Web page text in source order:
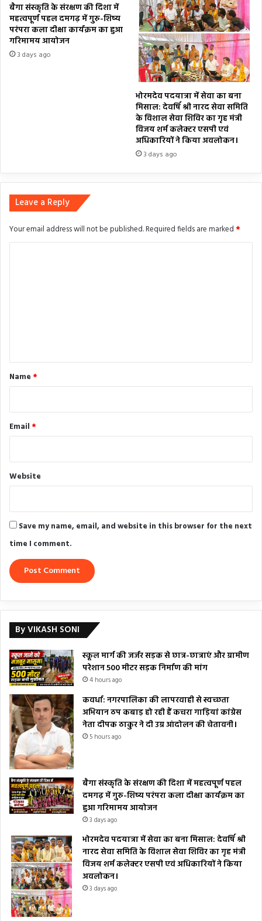
बैगा संस्कृति के संरक्षण की दिशा में
महत्वपूर्ण पहल दमगढ़ में गुरु-शिष्य
परंपरा कला दीक्षा कार्यक्रम का हुआ
गरिमामय आयोजन
3 days ago
भोरमदेव पदयात्रा में सेवा का बना
मिसाल: देवर्षि श्री नारद सेवा समिति
के विशाल सेवा शिविर का गृह मंत्री
विजय शर्म कलेक्टर एसपी एवं
अधिकारियों ने किया अवलोकन।
3 days ago
Leave a Reply
Your email address will not be published.Required fields are marked *
*
Name *
Email *
Website
Save my name, email, and website in this browser for the next
time I comment.
By VIKASH SONI
स्कूल मार्ग की जर्जर सड़क से छात्र-छात्राएं और ग्रामीण
परेशान 500 मीटर सड़क निर्माण की मांग
4 hours ago
कवर्धा: नगरपालिका की लापरवाही से स्वच्छता
अभियान ठप कबाड़ हो रही हैं कचरा गाड़ियां कांग्रेस
नेता दीपक ठाकुर ने दी उग्र आंदोलन की चेतावनी।
5 hours ago
बैगा संस्कृति के संरक्षण की दिशा में महत्वपूर्ण पहल
दमगढ़ में गुरु-शिष्य परंपरा कला दीक्षा कार्यक्रम का
हुआ गरिमामय आयोजन
3 days ago
भोरमदेव पदयात्रा में सेवा का बना मिसाल: देवर्षि श्री
नारद सेवा समिति के विशाल सेवा शिविर का गृह मंत्री
विजय शर्म कलेक्टर एसपी एवं अधिकारियों ने किया
अवलोकन।
3 days ago